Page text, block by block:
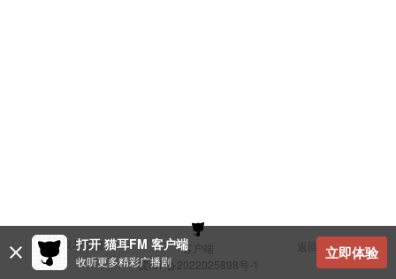
建议与反馈 客户端
返回顶部
冀ICP备2022025898号-1
打开 猫耳FM 客户端
收听更多精彩广播剧 立即体验